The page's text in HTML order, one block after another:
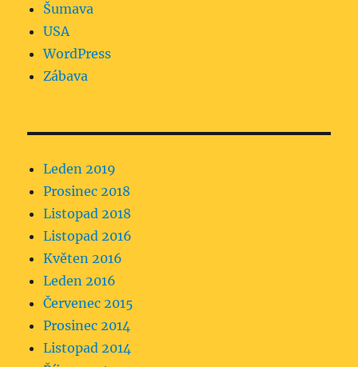
Šumava
USA
WordPress
Zábava
Leden 2019
Prosinec 2018
Listopad 2018
Listopad 2016
Květen 2016
Leden 2016
Červenec 2015
Prosinec 2014
Listopad 2014